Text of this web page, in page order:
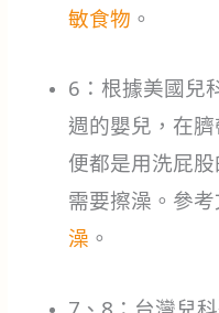
敏食物 。
6：根據美國兒
週的嬰兒，在
便都是用洗屁
需要擦澡。參考
澡 。